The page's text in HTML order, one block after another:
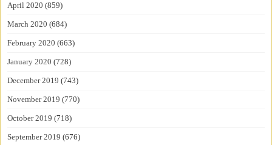
April 2020 (859)
March 2020 (684)
February 2020 (663)
January 2020 (728)
December 2019 (743)
November 2019 (770)
October 2019 (718)
September 2019 (676)